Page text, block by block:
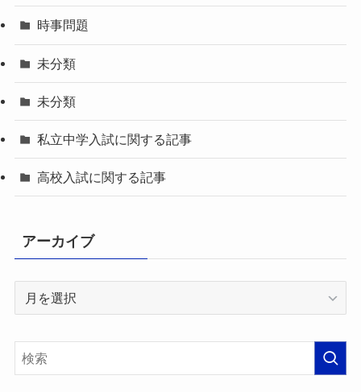
時事問題
未分類
未分類
私立中学入試に関する記事
高校入試に関する記事
アーカイブ
イ